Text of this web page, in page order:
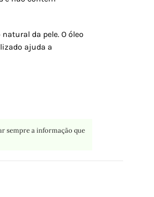
da pele. O óleo
ajuda a
sempre a informação que